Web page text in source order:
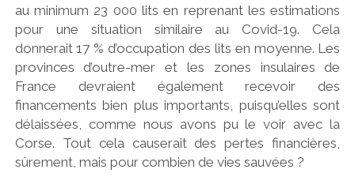
au minimum 23 000 lits en reprenant les estimations
pour une situation similaire au Covid-19. Cela
donnerait 17 % d’occupation des lits en moyenne. Les
provinces d’outre-mer et les zones insulaires de
France devraient également recevoir des
financements bien plus importants, puisqu’elles sont
délaissées, comme nous avons pu le voir avec la
Corse. Tout cela causerait des pertes financières,
sûrement, mais pour combien de vies sauvées ?